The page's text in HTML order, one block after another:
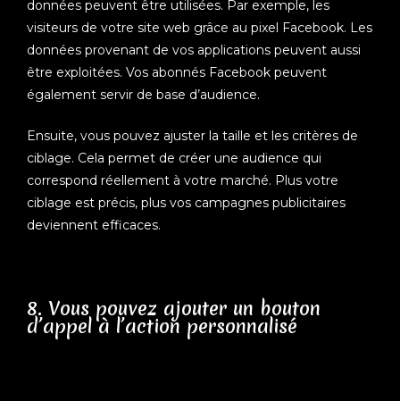
données peuvent être utilisées. Par exemple, les
visiteurs de votre site web grâce au pixel Facebook. Les
données provenant de vos applications peuvent aussi
être exploitées. Vos abonnés Facebook peuvent
également servir de base d’audience.
Ensuite, vous pouvez ajuster la taille et les critères de
ciblage. Cela permet de créer une audience qui
correspond réellement à votre marché. Plus votre
ciblage est précis, plus vos campagnes publicitaires
deviennent efficaces.
8. Vous pouvez ajouter un bouton
d’appel à l’action personnalisé